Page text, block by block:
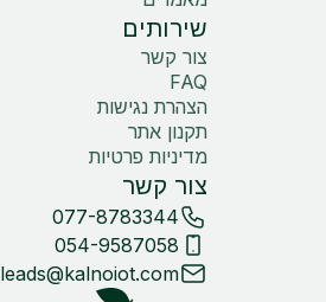
שירותים
צור קשר
FAQ
הצהרת נגישות
תקנון אתר
מדיניות פרטיות
צור קשר
077-8783344
054-9587058
leads@kalnoiot.com